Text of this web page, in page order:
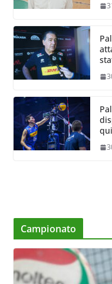
Campionato